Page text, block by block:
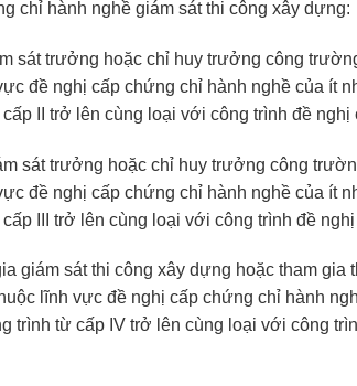
chỉ hành nghề giám sát thi công xây dựng:
sát trưởng hoặc chỉ huy trưởng công
đề nghị cấp chứng chỉ hành nghề của ít
II trở lên cùng loại với công trình đề
sát trưởng hoặc chỉ huy trưởng công
đề nghị cấp chứng chỉ hành nghề của ít
III trở lên cùng loại với công trình đề
giám sát thi công xây dựng hoặc tham gia
lĩnh vực đề nghị cấp chứng chỉ hành
trình từ cấp IV trở lên cùng loại với công